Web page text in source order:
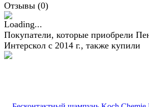
Отзывы (0)
Покупатели, которые приобрели
Интерскол с 2014 г., также купили